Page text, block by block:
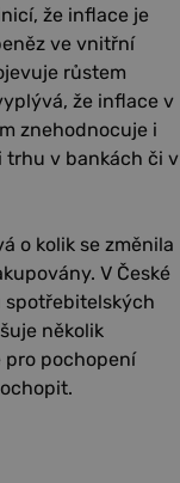
že inflace je
ve vnitřní
růstem
že inflace v
znehodnocuje i
trhu v bankách či v
o kolik se změnila
V České
spotřebitelských
několik
pochopení